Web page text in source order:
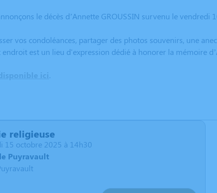
le décès d’Annette GROUSSIN survenu le vendredi
vos condoléances, partager des photos souvenirs, une
est un lieu d'expression dédié à honorer la mémoire
.
religieuse
15 octobre 2025 à 14h30
Puyravault